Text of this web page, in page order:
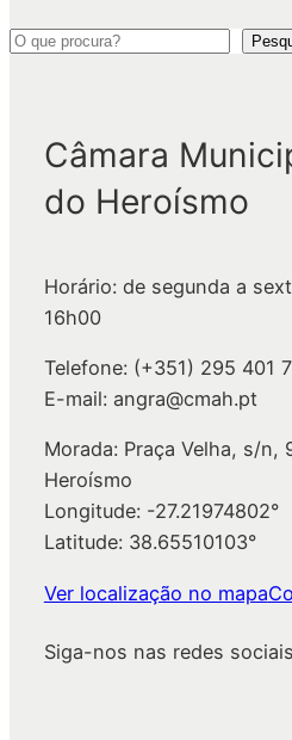
P
Câmara
do Heroísmo
Horário: de segunda a
16h00
Telefone: (+351) 295 401
E-mail: angra@cmah.pt
Morada: Praça Velha, s/n,
Heroísmo
Longitude: -27.21974802°
Latitude: 38.65510103°
Ver localização no mapa
Siga-nos nas redes